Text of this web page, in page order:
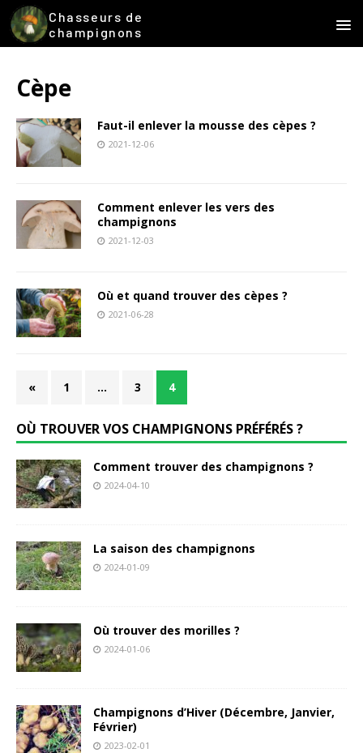
Chasseurs de
champignons
Cèpe
Faut-il enlever la mousse des cèpes ?
2021-12-06
Comment enlever les vers des
champignons
2021-12-03
Où et quand trouver des cèpes ?
2021-06-28
« 1 … 3 4
OÙ TROUVER VOS CHAMPIGNONS PRÉFÉRÉS ?
Comment trouver des champignons ?
2024-04-10
La saison des champignons
2024-01-09
Où trouver des morilles ?
2024-01-06
Champignons d’Hiver (Décembre, Janvier,
Février)
2023-02-01